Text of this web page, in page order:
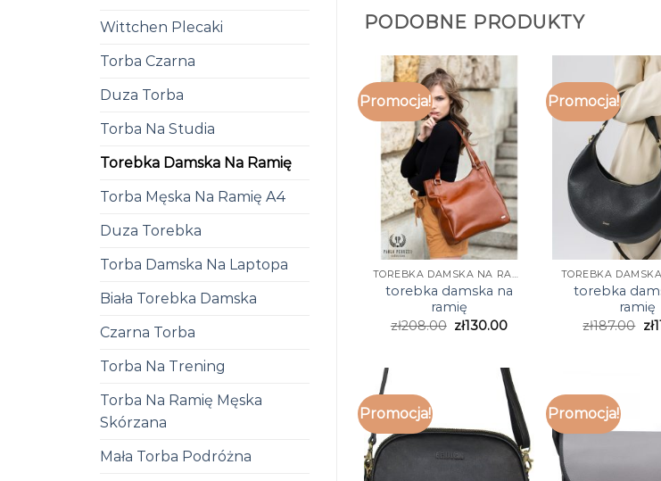
Wittchen Plecaki
Torba Czarna
Duza Torba
Torba Na Studia
Torebka Damska Na Ramię
Torba Męska Na Ramię A4
Duza Torebka
Torba Damska Na Laptopa
Biała Torebka Damska
Czarna Torba
Torba Na Trening
Torba Na Ramię Męska
Skórzana
Mała Torba Podróżna
PODOBNE PRODUKTY
Promocja!
TOREBKA DAMSKA NA RAMIĘ
torebka damska na
ramię
zł208.00 zł130.00
Promocja!
torebka
ramię
zł187.00 zł
Promocja! Promocja!